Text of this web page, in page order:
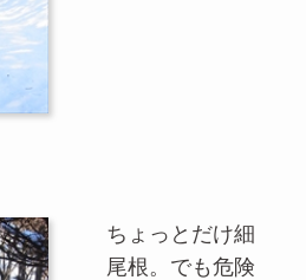
ちょっとだけ細
尾根。でも危険